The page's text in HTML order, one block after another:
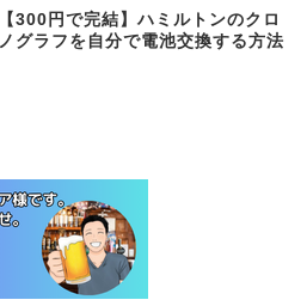
【300円で完結】ハミルトンのクロ
ノグラフを自分で電池交換する方法